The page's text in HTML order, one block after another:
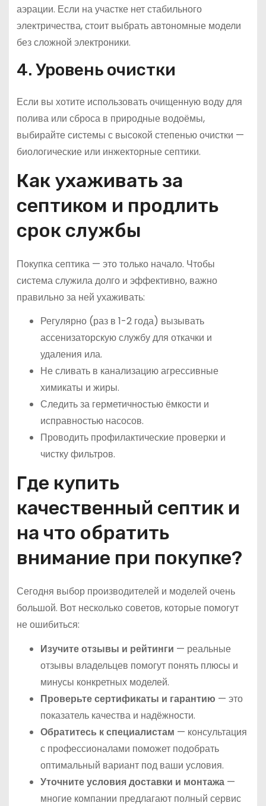
аэрации. Если на участке нет стабильного
электричества, стоит выбрать автономные модели
без сложной электроники.
4. Уровень очистки
Если вы хотите использовать очищенную воду для
полива или сброса в природные водоёмы,
выбирайте системы с высокой степенью очистки —
биологические или инжекторные септики.
Как ухаживать за
септиком и продлить
срок службы
Покупка септика — это только начало. Чтобы
система служила долго и эффективно, важно
правильно за ней ухаживать:
Регулярно (раз в 1-2 года) вызывать
ассенизаторскую службу для откачки и
удаления ила.
Не сливать в канализацию агрессивные
химикаты и жиры.
Следить за герметичностью ёмкости и
исправностью насосов.
Проводить профилактические проверки и
чистку фильтров.
Где купить
качественный септик и
на что обратить
внимание при покупке?
Сегодня выбор производителей и моделей очень
большой. Вот несколько советов, которые помогут
не ошибиться:
Изучите отзывы и рейтинги — реальные
отзывы владельцев помогут понять плюсы и
минусы конкретных моделей.
Проверьте сертификаты и гарантию — это
показатель качества и надёжности.
Обратитесь к специалистам — консультация
с профессионалами поможет подобрать
оптимальный вариант под ваши условия.
Уточните условия доставки и монтажа—
многие компании предлагают полный сервис